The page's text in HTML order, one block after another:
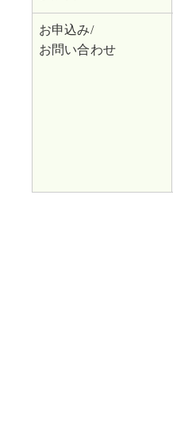
お申込み/
お問い合わせ